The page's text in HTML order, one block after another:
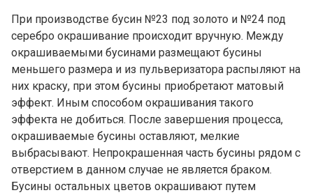
При производстве бусин №23 под золото и №24 под
серебро окрашивание происходит вручную. Между
окрашиваемыми бусинами размещают бусины
меньшего размера и из пульверизатора распыляют на
них краску, при этом бусины приобретают матовый
эффект. Иным способом окрашивания такого
эффекта не добиться. После завершения процесса,
окрашиваемые бусины оставляют, мелкие
выбрасывают. Непрокрашенная часть бусины рядом с
отверстием в данном случае не является браком.
Бусины остальных цветов окрашивают путем